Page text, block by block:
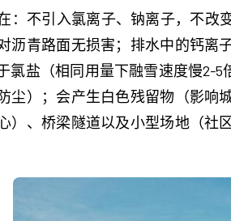
不引入氯离子、钠离子，不改
沥青路面无损害；排水中的钙
氯盐（相同用量下融雪速度慢2-
尘）；会产生白色残留物（影
）、桥梁隧道以及小型场地（